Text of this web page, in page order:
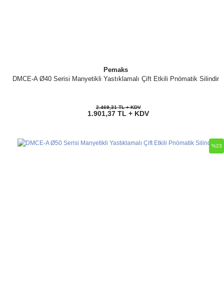
Pemaks
DMCE-A Ø40 Serisi Manyetikli Yastıklamalı Çift Etkili Pnömatik Silindir
2.469,31 TL + KDV
1.901,37 TL + KDV
%23